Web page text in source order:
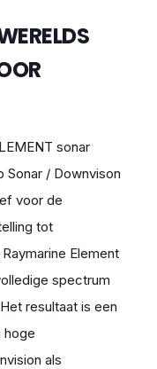
sonar
Sonar / Downvison
voor de
tot
Element
spectrum
resultaat is een
hoge
als